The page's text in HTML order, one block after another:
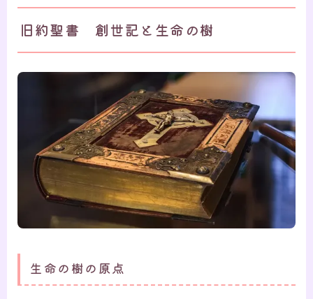
旧約聖書 創世記と生命の樹
生命の樹の原点